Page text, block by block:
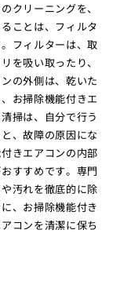
クリーニングを、
ことは、フィルタ
フィルターは、取
を吸い取ったり、
の外側は、乾いた
お掃除機能付きエ
掃は、自分で行う
、故障の原因にな
きエアコンの内部
すすめです。専門
汚れを徹底的に除
、お掃除機能付き
コンを清潔に保ち